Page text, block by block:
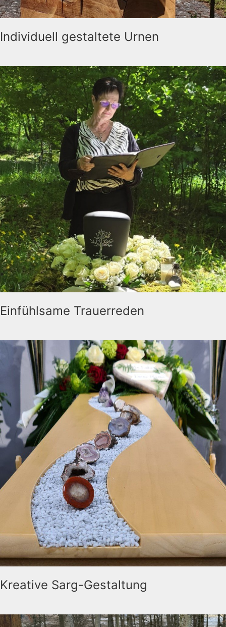
Individuell gestaltete Urnen
Einfühlsame Trauerreden
Kreative Sarg-Gestaltung